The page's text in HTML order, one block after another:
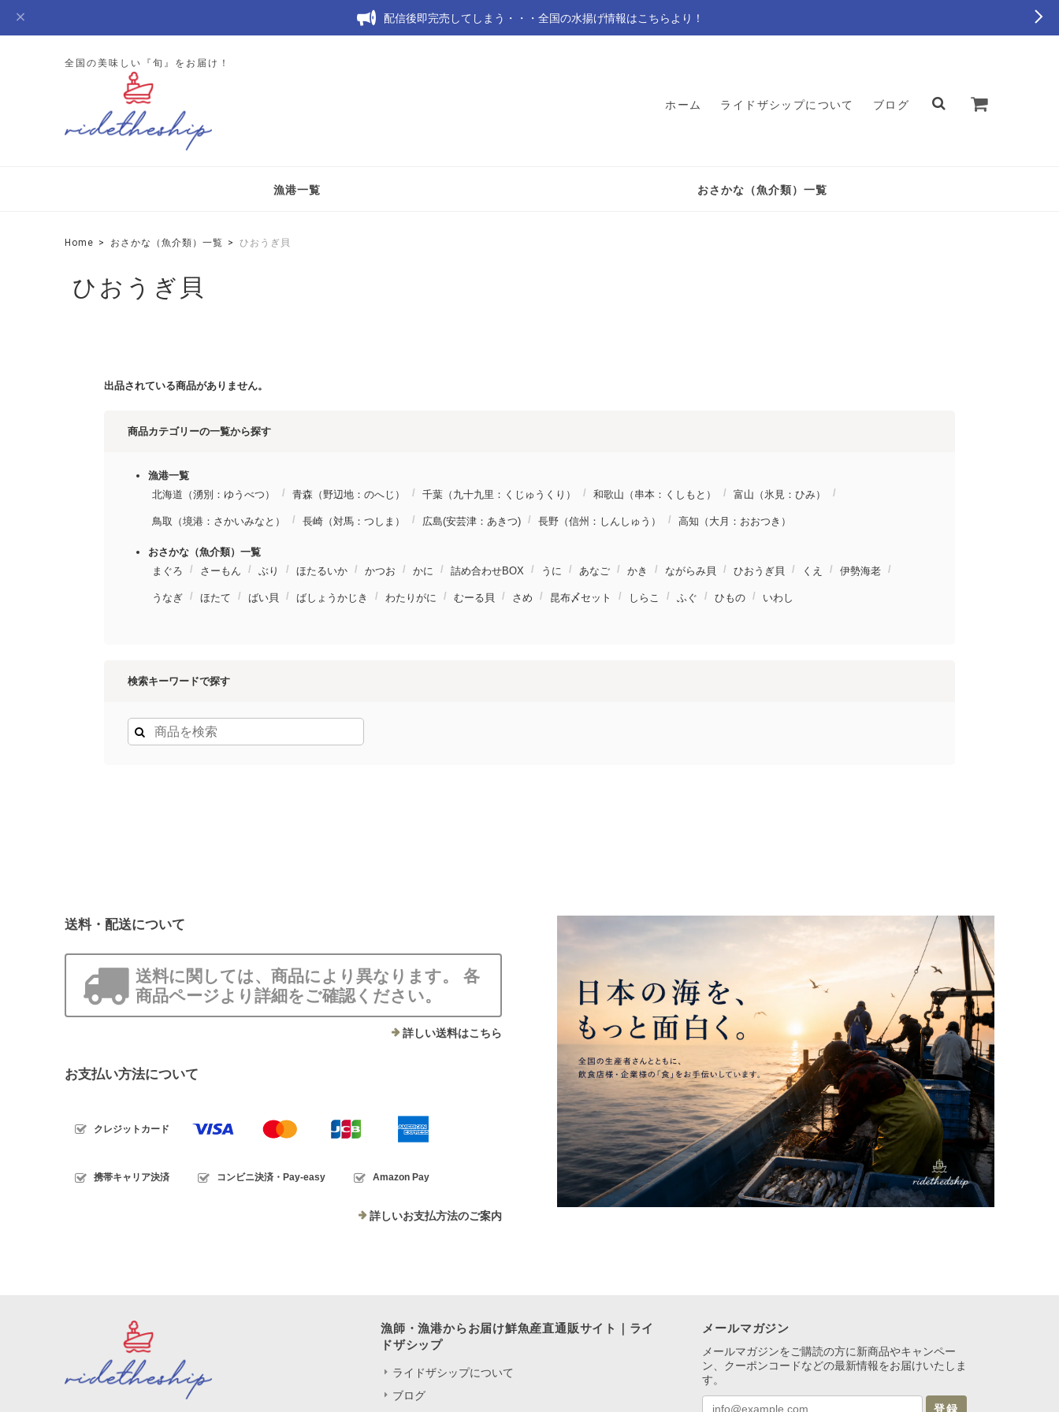
配信後即完売してしまう・・・全国の水揚げ情報はこちらより！
全国の美味しい『旬』をお届け！
ホーム ライドザシップについて ブログ
漁港一覧 おさかな（魚介類）一覧
Home おさかな（魚介類）一覧 ひおうぎ貝
ひおうぎ貝
出品されている商品がありません。
商品カテゴリーの一覧から探す
漁港一覧
北海道（湧別：ゆうべつ）
青森（野辺地：のへじ） 千葉（九十九里：くじゅうくり） 和歌山（串本：くしもと） 富山（氷見：ひみ）
鳥取（境港：さかいみなと） 長崎（対馬：つしま） 広島(安芸津：あきつ) 長野（信州：しんしゅう） 高知（大月：おおつき）
おさかな（魚介類）一覧
まぐろ
さーもん ぶり ほたるいか かつお かに 詰め合わせBOX うに あなご かき ながらみ貝 ひおうぎ貝 くえ 伊勢海老
うなぎ ほたて ばい貝 ばしょうかじき わたりがに むーる貝 さめ 昆布〆セット しらこ ふぐ ひもの いわし
検索キーワードで探す
送料・配送について
送料に関しては、商品により異なります。 各
商品ページより詳細をご確認ください。
詳しい送料はこちら
お支払い方法について
クレジットカード
携帯キャリア決済 コンビニ決済・Pay-easy Amazon Pay
詳しいお支払方法のご案内
漁師・漁港からお届け鮮魚産直通販サイト｜ライ
ドザシップ
ライドザシップについて
ブログ
メールマガジン
メールマガジンをご購読の方に新商品やキャンペー
ン、クーポンコードなどの最新情報をお届けいたしま
す。
登録